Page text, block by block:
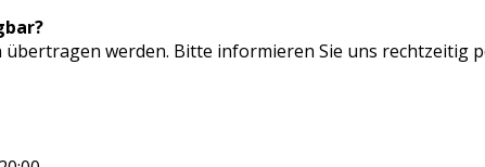
werden. Bitte informieren Sie uns rechtzeitig